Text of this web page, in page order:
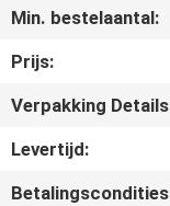
NEEM
CONTACT
MET
ONS
OP
Min. bestelaantal:
Prijs:
Verpakking
Levertijd: